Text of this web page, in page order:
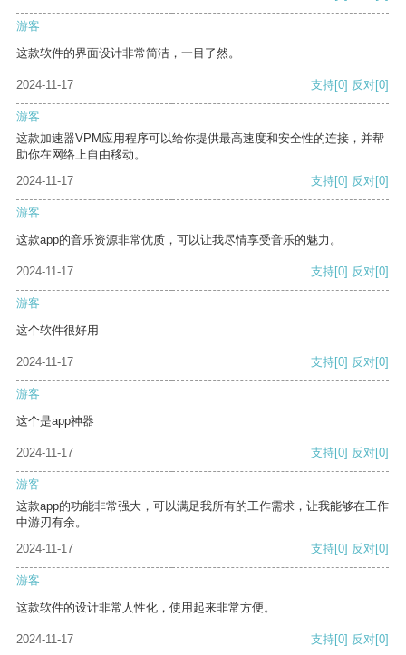
游客
这款软件的界面设计非常简洁，一目了然。
2024-11-17 支持[0] 反对[0]
游客
这款加速器VPM应用程序可以给你提供最高速度和安全性的连接，并帮
助你在网络上自由移动。
2024-11-17
支持[0] 反对[0]
游客
这款app的音乐资源非常优质，可以让我尽情享受音乐的魅力。
2024-11-17 支持[0] 反对[0]
游客
这个软件很好用
2024-11-17 支持[0] 反对[0]
游客
这个是app神器
2024-11-17 支持[0] 反对[0]
游客
这款app的功能非常强大，可以满足我所有的工作需求，让我能够在工作
中游刃有余。
2024-11-17
支持[0] 反对[0]
游客
这款软件的设计非常人性化，使用起来非常方便。
2024-11-17 支持[0] 反对[0]